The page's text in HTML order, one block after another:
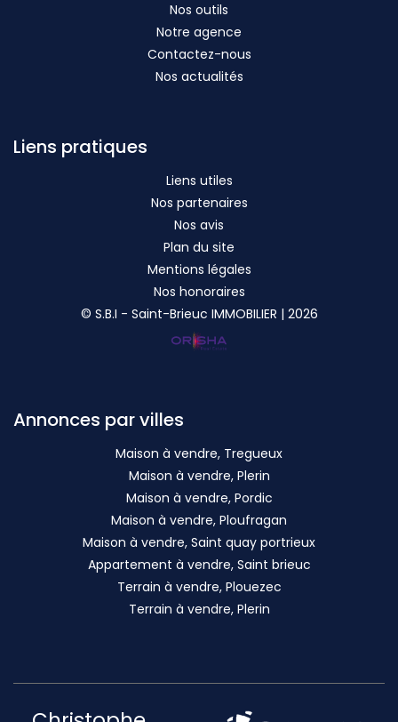
Nos outils
Notre agence
Contactez-nous
Nos actualités
Liens pratiques
Liens utiles
Nos partenaires
Nos avis
Plan du site
Mentions légales
Nos honoraires
© S.B.I - Saint-Brieuc IMMOBILIER | 2026
Annonces par villes
Maison à vendre, Tregueux
Maison à vendre, Plerin
Maison à vendre, Pordic
Maison à vendre, Ploufragan
Maison à vendre, Saint quay portrieux
Appartement à vendre, Saint brieuc
Terrain à vendre, Plouezec
Terrain à vendre, Plerin